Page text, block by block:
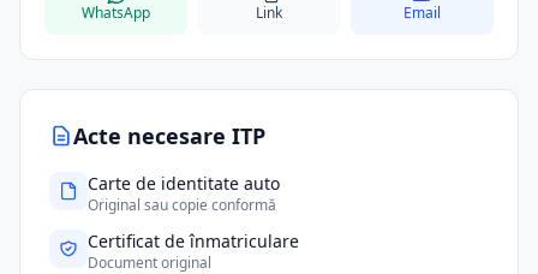
Acte necesare ITP
Carte de identitate auto
Original sau copie conformă
Certificat de înmatriculare
Document original
WhatsApp Link Email